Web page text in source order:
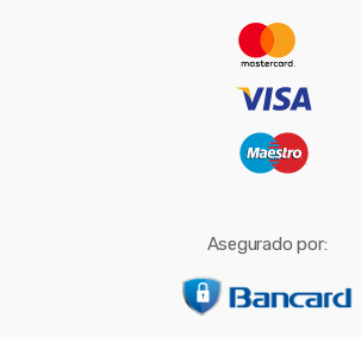
Asegurado por: